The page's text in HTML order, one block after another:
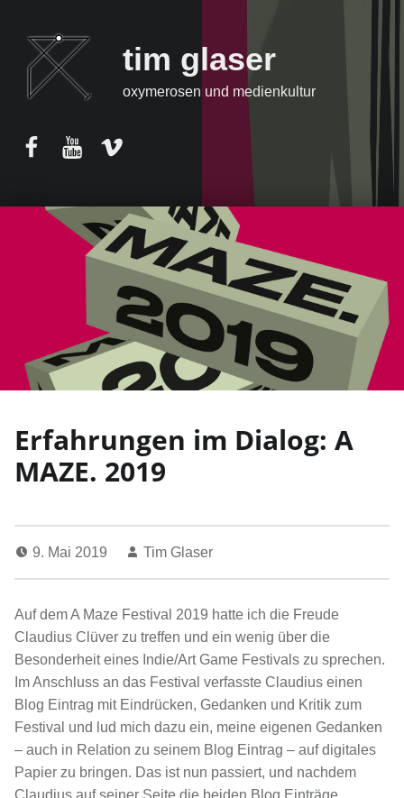
tim glaser
oxymerosen und medienkultur
Erfahrungen im Dialog: A
MAZE. 2019
9. Mai 2019 Tim Glaser
Auf dem A Maze Festival 2019 hatte ich die Freude
Claudius Clüver zu treffen und ein wenig über die
Besonderheit eines Indie/Art Game Festivals zu sprechen.
Im Anschluss an das Festival verfasste Claudius einen
Blog Eintrag mit Eindrücken, Gedanken und Kritik zum
Festival und lud mich dazu ein, meine eigenen Gedanken
– auch in Relation zu seinem Blog Eintrag – auf digitales
Papier zu bringen. Das ist nun passiert, und nachdem
Claudius auf seiner Seite die beiden Blog Einträge